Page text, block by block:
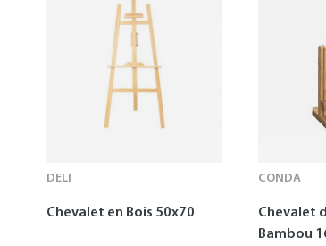
DELI
Chevalet en Bois 50x70
CONDA
Chevalet
Bambou